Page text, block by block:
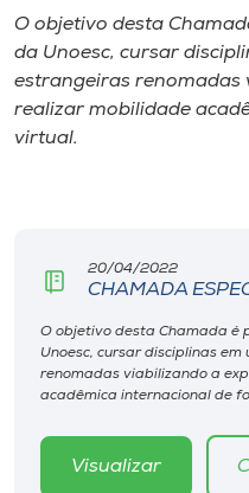
Cultura
CPA
Editora
Rádio
Unoesc
O objetivo desta
da Unoesc, cursar
estrangeiras renomadas
realizar mobilidade
virtual.
20/04/2022
CHAMADA
O objetivo desta Chamada é
Unoesc, cursar disciplinas
renomadas viabilizando a
acadêmica internacional de
Visualizar